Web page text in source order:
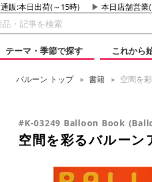
通販:本日出荷(～15時) 本日店舗営業
テーマ・季節で探す
これから
バルーン トップ 書籍 空間を
#K-03249 Balloon Book
空間を彩るバルーン